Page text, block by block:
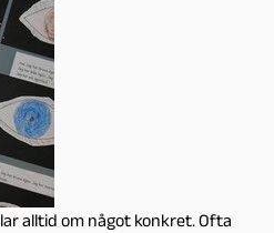
alltid om något konkret. Ofta